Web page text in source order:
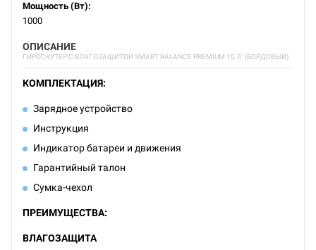
Мощность (Вт):
1000
ОПИСАНИЕ
ГИРОСКУТЕР С ВЛАГОЗАЩИТОЙ SMART BALANCE PREMIUM 10.5" (БОРДОВЫЙ)
КОМПЛЕКТАЦИЯ:
Зарядное устройство
Инструкция
Индикатор батареи и движения
Гарантийный талон
Сумка-чехол
ПРЕИМУЩЕСТВА:
ВЛАГОЗАЩИТА